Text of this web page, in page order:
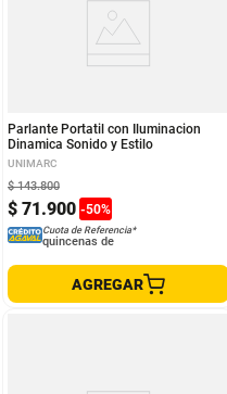
Parlante Portatil con Iluminacion
Dinamica Sonido y Estilo
UNIMARC
$ 71.900 -50%
$ 143.800
Cuota de Referencia*
quincenas de
AGREGAR